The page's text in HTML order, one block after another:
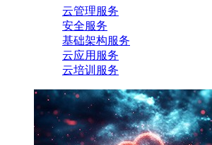
云管理服务
安全服务
基础架构服务
云应用服务
云培训服务